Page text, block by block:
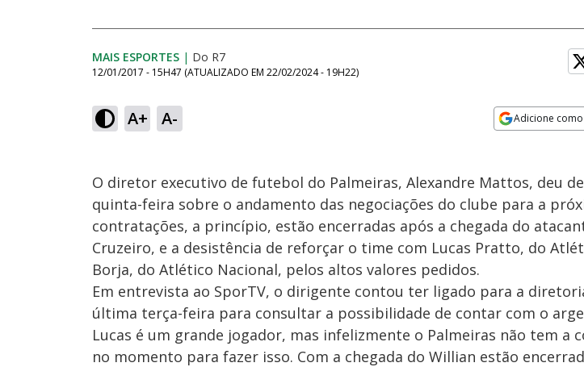
MAIS ESPORTES | Do R7
12/01/2017 - 15H47 (ATUALIZADO EM 22/02/2024 - 19H22)
A+ A- Adicione
O diretor executivo de futebol do Palmeiras, Alexandre Mattos, deu
quinta-feira sobre o andamento das negociações do clube para a
contratações, a princípio, estão encerradas após a chegada do
Cruzeiro, e a desistência de reforçar o time com Lucas Pratto, do
Borja, do Atlético Nacional, pelos altos valores pedidos.
Em entrevista ao SporTV, o dirigente contou ter ligado para a
última terça-feira para consultar a possibilidade de contar com o
Lucas é um grande jogador, mas infelizmente o Palmeiras não tem a
no momento para fazer isso. Com a chegada do Willian estão